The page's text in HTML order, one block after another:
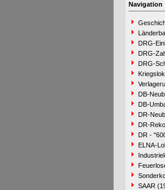
Navigation
DRG-
DRG-
DRG-
DB-
DB-
DR-
DR-
DR -
ELNA-
SAAR